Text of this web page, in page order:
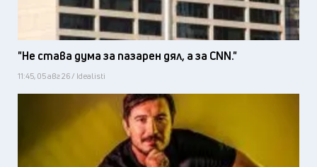
"Не става дума за пазарен дял, а за CNN."
11:45, 05 авг 26 / Idealisti